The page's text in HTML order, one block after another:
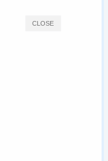
CLOSE